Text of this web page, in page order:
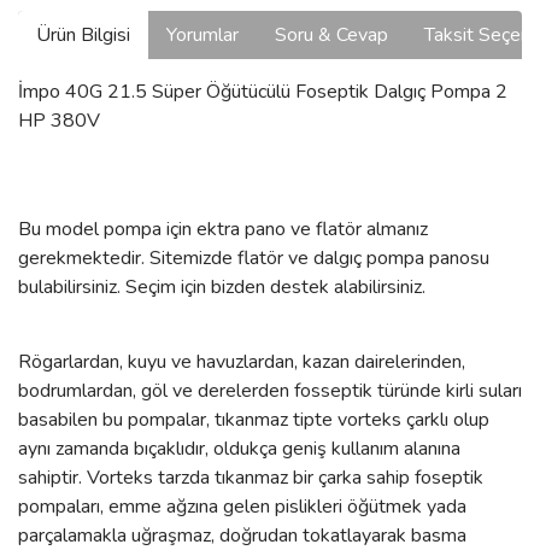
Ürün Bilgisi Yorumlar Soru & Cevap Taksit
İmpo 40G 21.5 Süper Öğütücülü Foseptik Dalgıç Pompa 2
HP 380V
Bu model pompa için ektra pano ve flatör almanız
gerekmektedir. Sitemizde flatör ve dalgıç pompa panosu
bulabilirsiniz. Seçim için bizden destek alabilirsiniz.
Rögarlardan, kuyu ve havuzlardan, kazan dairelerinden,
bodrumlardan, göl ve derelerden fosseptik türünde kirli suları
basabilen bu pompalar, tıkanmaz tipte vorteks çarklı olup
aynı zamanda bıçaklıdır, oldukça geniş kullanım alanına
sahiptir. Vorteks tarzda tıkanmaz bir çarka sahip foseptik
pompaları, emme ağzına gelen pislikleri öğütmek yada
parçalamakla uğraşmaz, doğrudan tokatlayarak basma